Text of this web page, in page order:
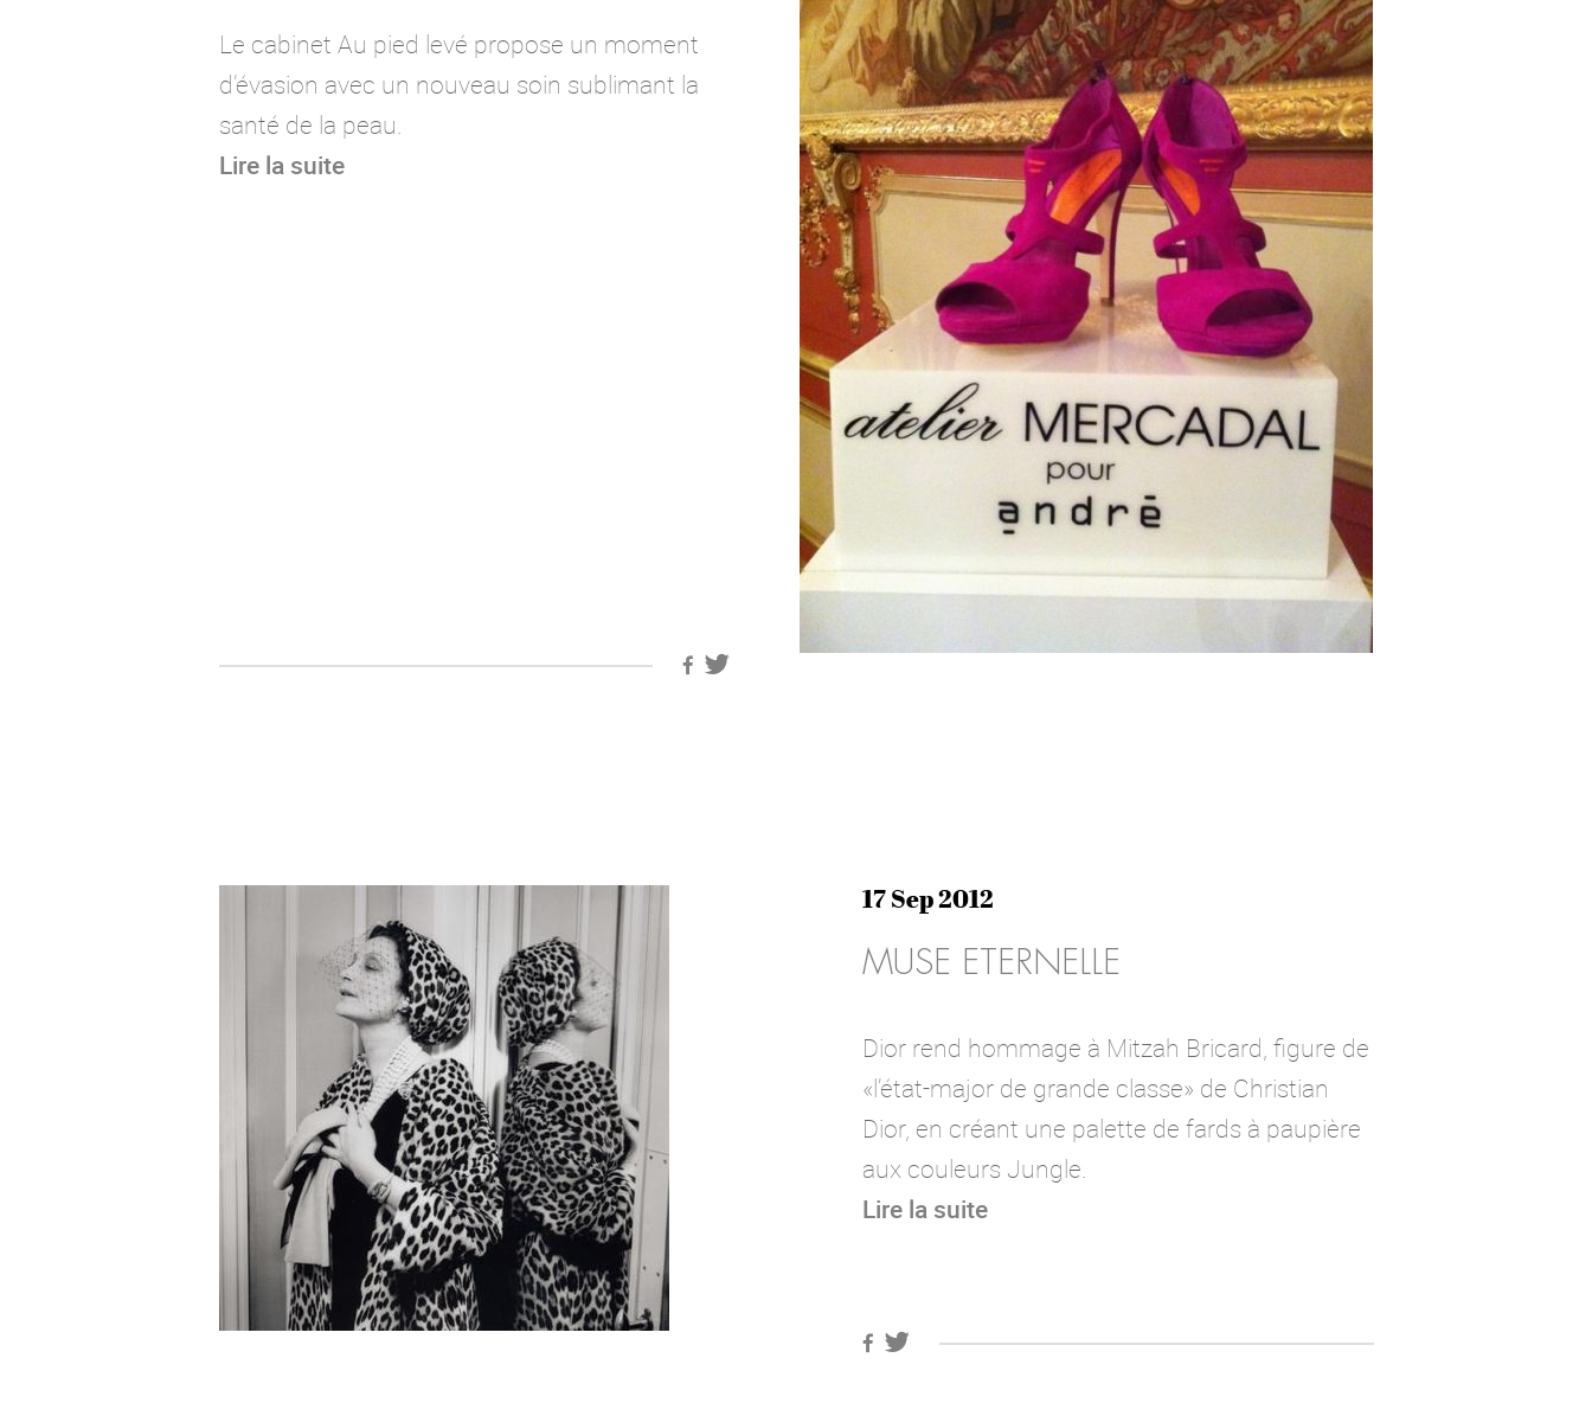
Le cabinet Au pied levé propose un moment
d’évasion avec un nouveau soin sublimant la
santé de la peau.
Lire la suite
17 Sep 2012
MUSE ETERNELLE
Dior rend hommage à Mitzah Bricard, figure de
«l’état-major de grande classe» de Christian
Dior, en créant une palette de fards à paupière
aux couleurs Jungle.
Lire la suite